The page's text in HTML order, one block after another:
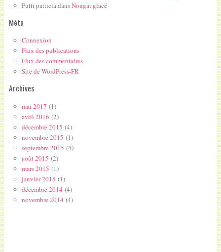
Putti patticiadansNougat glacé
Méta
Connexion
Flux des publications
Flux des commentaires
Site de WordPress-FR
Archives
mai 2017 (1)
avril 2016 (2)
décembre 2015 (4)
novembre 2015 (1)
septembre 2015 (4)
août 2015 (2)
mars 2015 (1)
janvier 2015 (1)
décembre 2014(4)
novembre 2014(4)